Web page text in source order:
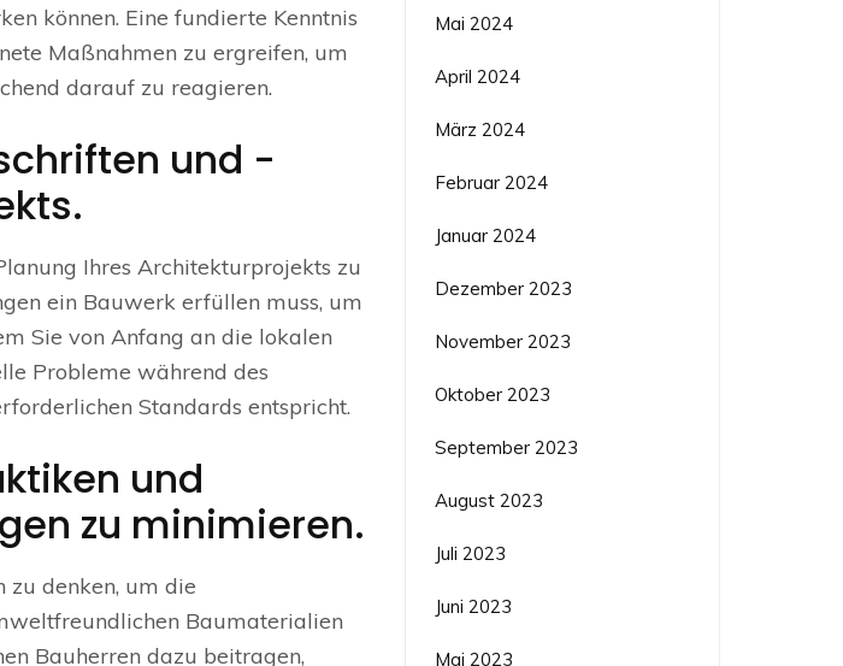
können. Eine fundierte Kenntnis
Maßnahmen zu ergreifen, um
darauf zu reagieren.
und -
Ihres Architekturprojekts zu
ein Bauwerk erfüllen muss, um
Sie von Anfang an die lokalen
Probleme während des
Standards entspricht.
und
zu minimieren.
zu denken, um die
Baumaterialien
Bauherren dazu beitragen,
Mai 2024
April 2024
März 2024
Februar 2024
Januar 2024
Dezember 2023
November 2023
Oktober 2023
September 2023
August 2023
Juli 2023
Juni 2023
Mai 2023